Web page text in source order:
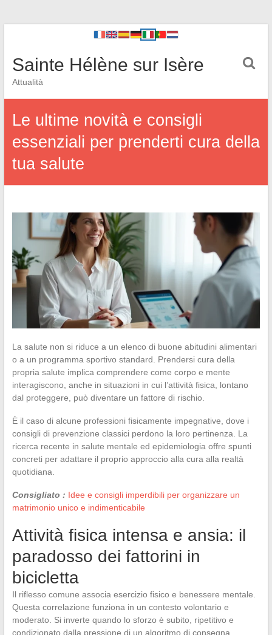
Sainte Hélène sur Isère
Attualità
Le ultime novità e consigli
essenziali per prenderti cura della
tua salute
La salute non si riduce a un elenco di buone abitudini alimentari
o a un programma sportivo standard. Prendersi cura della
propria salute implica comprendere come corpo e mente
interagiscono, anche in situazioni in cui l’attività fisica, lontano
dal proteggere, può diventare un fattore di rischio.
È il caso di alcune professioni fisicamente impegnative, dove i
consigli di prevenzione classici perdono la loro pertinenza. La
ricerca recente in salute mentale ed epidemiologia offre spunti
concreti per adattare il proprio approccio alla cura alla realtà
quotidiana.
Consigliato : Idee e consigli imperdibili per organizzare un
matrimonio unico e indimenticabile
Attività fisica intensa e ansia: il
paradosso dei fattorini in
bicicletta
Il riflesso comune associa esercizio fisico e benessere mentale.
Questa correlazione funziona in un contesto volontario e
moderato. Si inverte quando lo sforzo è subito, ripetitivo e
condizionato dalla pressione di un algoritmo di consegna.